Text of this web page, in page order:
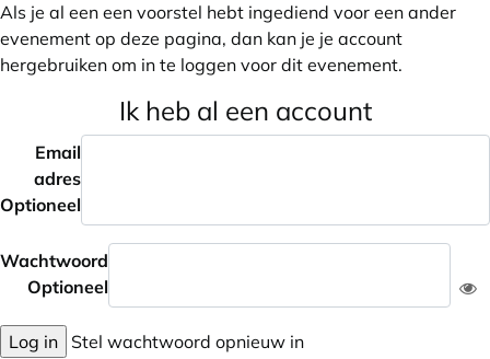
Als je al een een voorstel hebt ingediend voor een ander
evenement op deze pagina, dan kan je je account
hergebruiken om in te loggen voor dit evenement.
Ik heb al een account
Email
adres
Optioneel
Wachtwoord
Optioneel
Log in
Stel wachtwoord opnieuw in